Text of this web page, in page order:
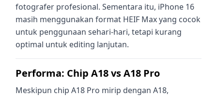
fotografer profesional. Sementara itu, iPhone 16
masih menggunakan format HEIF Max yang cocok
untuk penggunaan sehari-hari, tetapi kurang
optimal untuk editing lanjutan.
Performa: Chip A18 vs A18 Pro
Meskipun chip A18 Pro mirip dengan A18,